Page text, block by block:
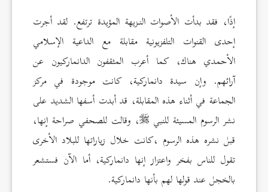
إذًا، فقد بدأت الأصوات النـزيهة المؤيدة ترتفع. لقد أجرت
إحدى القنوات التلفزيونية مقابلة مع الداعية الإسلامي
الأحمدي هناك، كما أعرب المثقفون الدانماركيون عن
آرائهم. وإن سيدة دانماركية، كانت موجودة في مركز
الجماعة في أثناء هذه المقابلة، قد أبدت أسفها الشديد على
نشر الرسوم المسيئة للنبي ، وقالت للصحفي صراحة إنها،
قبل نشره هذه الرسوم ،كانت خلال زياراتها للبلاد الأخرى
تقول للناس بفخر واعتزاز إنها دانماركية، أما الآن فستشعر
بالخجل عند قولها لهم بأنها دانماركية.